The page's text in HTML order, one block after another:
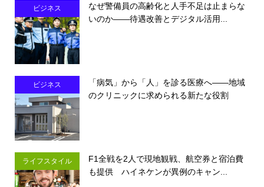
ビジネス
なぜ警備員の高齢化と人手不足は止まらな
いのか――待遇改善とデジタル活用...
ビジネス
「病気」から「人」を診る医療へ――地域
のクリニックに求められる新たな役割
ライフスタイル
F1全戦を2人で現地観戦、航空券と宿泊費
も提供 ハイネケンが異例のキャン...